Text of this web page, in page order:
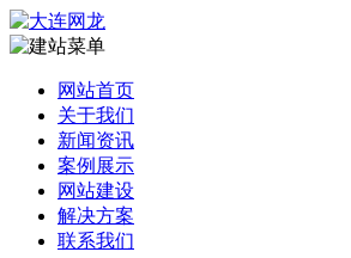
网站首页
关于我们
新闻资讯
案例展示
网站建设
解决方案
联系我们